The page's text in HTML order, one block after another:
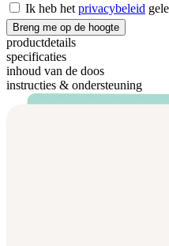
Ik heb het privacybeleid
Breng me op de hoogte
productdetails
specificaties
inhoud van de doos
instructies & ondersteuning